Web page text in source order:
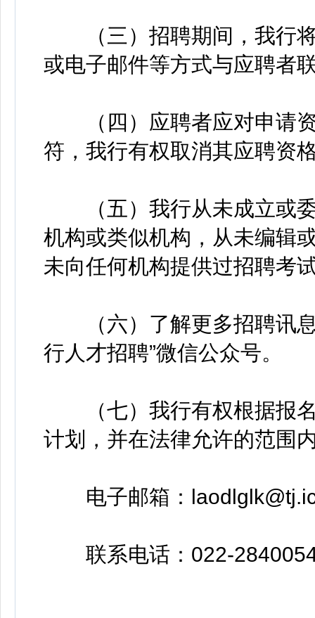
（三）招聘期间，我行将
或电子邮件等方式与应聘者
（四）应聘者应对申请资
符，我行有权取消其应聘资
（五）我行从未成立或委
机构或类似机构，从未编辑
未向任何机构提供过招聘考
（六）了解更多招聘讯息
行人才招聘”微信公众号。
（七）我行有权根据报名
计划，并在法律允许的范围
电子邮箱：
联系电话：022-